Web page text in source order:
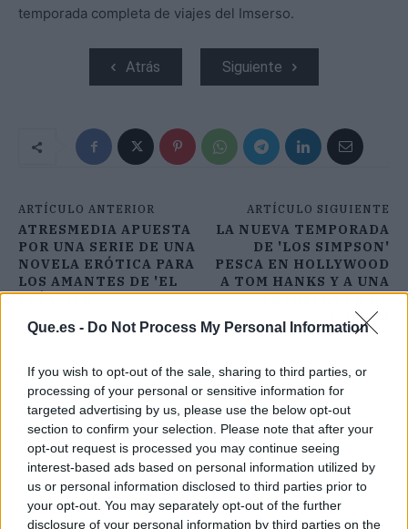
Que.es - Do Not Process My Personal Information
If you wish to opt-out of the sale, sharing to third parties, or
processing of your personal or sensitive information for
targeted advertising by us, please use the below opt-out
section to confirm your selection. Please note that after your
opt-out request is processed you may continue seeing
interest-based ads based on personal information utilized by
us or personal information disclosed to third parties prior to
your opt-out. You may separately opt-out of the further
disclosure of your personal information by third parties on the
temporada completa de viajes del Imserso.
Atrás Siguiente
ARTÍCULO ANTERIOR
ATRESMEDIA APUESTA
POR UNA SERIE DE UNA
NOVELA ERÓTICA PARA
LOS AMANTES DE 'EL
PRÍNCIPE'
ARTÍCULO SIGUIENTE
LA NUEVA TEMPORADA
DE 'LOS SIMPSON'
PESCA EN HOLLYWOOD
A TOM HANKS Y A UNA
ESTRELLA DE DC
COMICS